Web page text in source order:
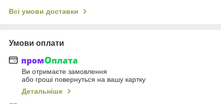
Всі умови доставки
Умови оплати
Ви отримаєте замовлення
або гроші повернуться на вашу картку
Детальніше